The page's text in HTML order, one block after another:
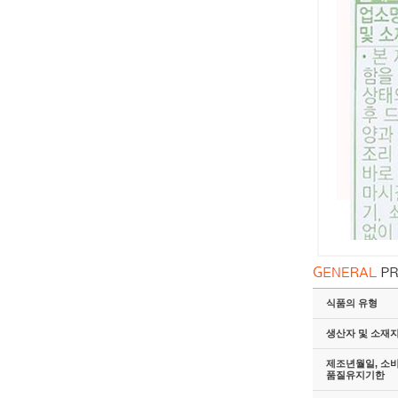
식품의 유형
생산자 및 소재
제조년월일, 소
품질유지기한